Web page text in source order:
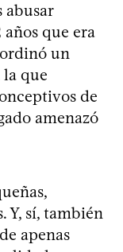
abusar
que era
un
que
de
amenazó
Y, sí, también
apenas